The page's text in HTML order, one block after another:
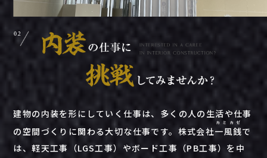
建物の内装を形にしていく仕事は、多くの人の生活や仕事
の空間づくりに関わる大切な仕事です。株式会社一風銭
カミカゼ
で
は、軽天工事（LGS工事）やボード工事（PB工事）を中